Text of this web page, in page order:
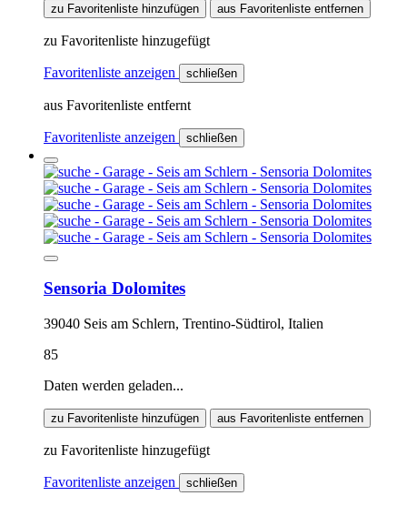
zu Favoritenliste hinzufügen aus Favoritenliste entfernen
zu Favoritenliste hinzugefügt
Favoritenliste anzeigen schließen
aus Favoritenliste entfernt
Favoritenliste anzeigen schließen
Sensoria Dolomites
39040 Seis am Schlern, Trentino-Südtirol, Italien
85
Daten werden geladen...
zu Favoritenliste hinzufügen aus Favoritenliste entfernen
zu Favoritenliste hinzugefügt
Favoritenliste anzeigen schließen